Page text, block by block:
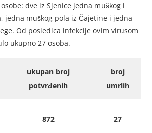
dve iz Sjenice jedna muškog i
jedna muškog pola iz Čajetine i jedna
Od posledica infekcije ovim virusom
ukupno 27 osoba.
ukupan broj
potvrđenih
broj
umrlih
872 27